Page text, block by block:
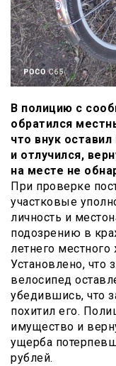
В полицию с
обратился
что внук
и отлучился,
на месте не
При проверке
участковые
личность и
подозрению в
летнего
Установлено,
велосипед
убедившись, что
похитил его.
имущество и
ущерба
рублей.